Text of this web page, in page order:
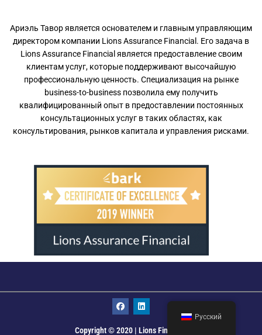
Ариэль Тавор является основателем и главным управляющим
директором компании Lions Assurance Financial. Его задача в
Lions Assurance Financial является предоставление своим
клиентам услуг, которые поддерживают высочайшую
профессиональную ценность. Специализация на рынке
business-to-business позволила ему получить
квалифицированный опыт в предоставлении постоянных
консультационных услуг в таких областях, как
консультирования, рынков капитала и управления рисками.
F
a
e
L
i
k
Copyright © 2020 | Lions Financial
Русский